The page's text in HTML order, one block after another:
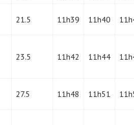
21.5 11h39 11h40
23.5 11h42 11h44
27.5 11h48 11h51